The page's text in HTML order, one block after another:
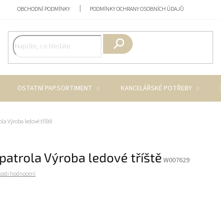
OBCHODNÍ PODMÍNKY PODMÍNKY OCHRANY OSOBNÍCH ÚDAJŮ
OSTATNÍ PAP.SORTIMENT KANCELÁŘSKÉ POTŘEBY
Výroba ledové tříště
Výroba ledové tříště W007629
hodnocení